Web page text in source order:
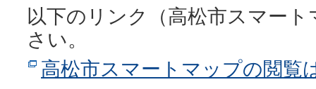
以下のリンク（高松市スマー
さい。
高松市スマートマップの閲覧